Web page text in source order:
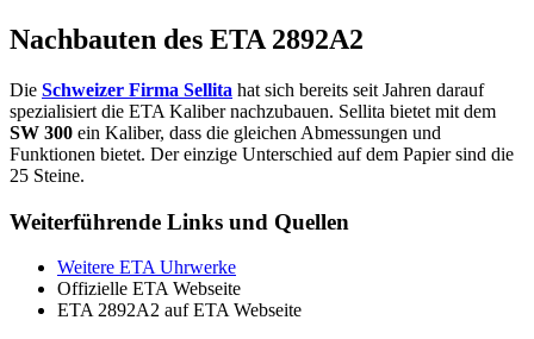
Nachbauten des ETA 2892A2
Die Schweizer Firma Sellita hat sich bereits seit Jahren darauf
spezialisiert die ETA Kaliber nachzubauen. Sellita bietet mit dem
SW 300 ein Kaliber, dass die gleichen Abmessungen und
Funktionen bietet. Der einzige Unterschied auf dem Papier sind die
25 Steine.
Weiterführende Links und Quellen
Weitere ETA Uhrwerke
Offizielle ETA Webseite
ETA 2892A2 auf ETA Webseite